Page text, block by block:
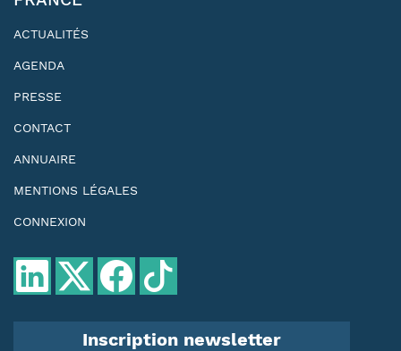
ACTUALITÉS
AGENDA
PRESSE
CONTACT
ANNUAIRE
MENTIONS LÉGALES
CONNEXION
Inscription newsletter